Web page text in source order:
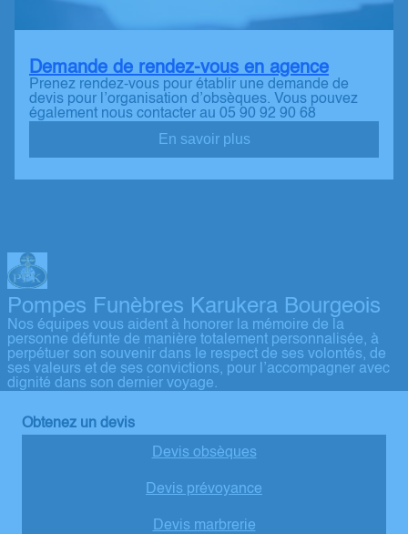
Demande de rendez-vous en agence
Prenez rendez-vous pour établir une demande de
devis pour l’organisation d’obsèques. Vous pouvez
également nous contacter au 05 90 92 90 68
En savoir plus
Pompes Funèbres Karukera Bourgeois
Nos équipes vous aident à honorer la mémoire de la
personne défunte de manière totalement personnalisée, à
perpétuer son souvenir dans le respect de ses volontés, de
ses valeurs et de ses convictions, pour l’accompagner avec
dignité dans son dernier voyage.
Obtenez un devis
Devis obsèques
Devis prévoyance
Devis marbrerie